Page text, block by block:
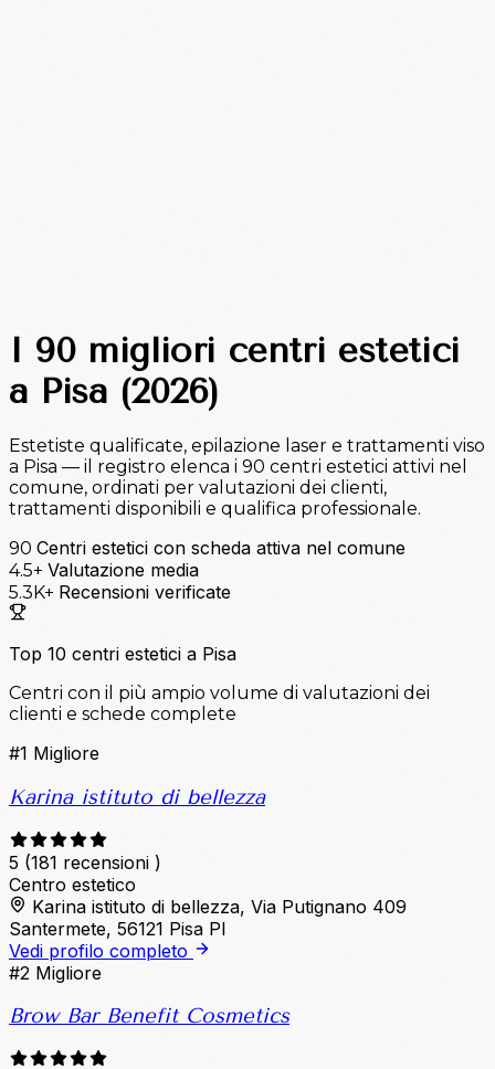
I 90 migliori centri estetici
a Pisa (2026)
Estetiste qualificate, epilazione laser e trattamenti viso
a Pisa — il registro elenca i 90 centri estetici attivi nel
comune, ordinati per valutazioni dei clienti,
trattamenti disponibili e qualifica professionale.
90 Centri estetici con scheda attiva nel comune
4.5+ Valutazione media
5.3K+ Recensioni verificate
Top 10 centri estetici a Pisa
Centri con il più ampio volume di valutazioni dei
clienti e schede complete
#1 Migliore
Karina istituto di bellezza
5 (181 recensioni )
Centro estetico
Karina istituto di bellezza, Via Putignano 409
Santermete, 56121 Pisa PI
Vedi profilo completo
#2 Migliore
Brow Bar Benefit Cosmetics